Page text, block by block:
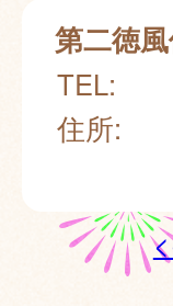
第二徳
TEL:
住所: